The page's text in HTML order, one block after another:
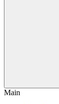
Main